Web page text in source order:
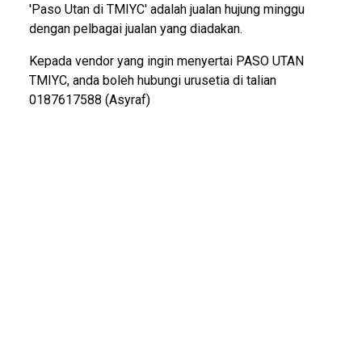
'Paso Utan di TMIYC' adalah jualan hujung minggu
dengan pelbagai jualan yang diadakan.
Kepada vendor yang ingin menyertai PASO UTAN
TMIYC, anda boleh hubungi urusetia di talian
0187617588 (Asyraf)